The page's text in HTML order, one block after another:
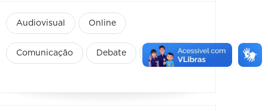
Audiovisual Online
Comunicação Debate Educação